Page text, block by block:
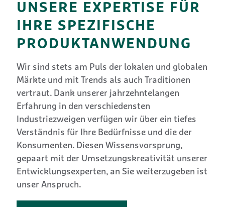
UNSERE EXPERTISE FÜR
IHRE SPEZIFISCHE
PRODUKTANWENDUNG
Wir sind stets am Puls der lokalen und globalen
Märkte und mit Trends als auch Traditionen
vertraut. Dank unserer jahrzehntelangen
Erfahrung in den verschiedensten
Industriezweigen verfügen wir über ein tiefes
Verständnis für Ihre Bedürfnisse und die der
Konsumenten. Diesen Wissensvorsprung,
gepaart mit der Umsetzungskreativität unserer
Entwicklungsexperten, an Sie weiterzugeben ist
unser Anspruch.